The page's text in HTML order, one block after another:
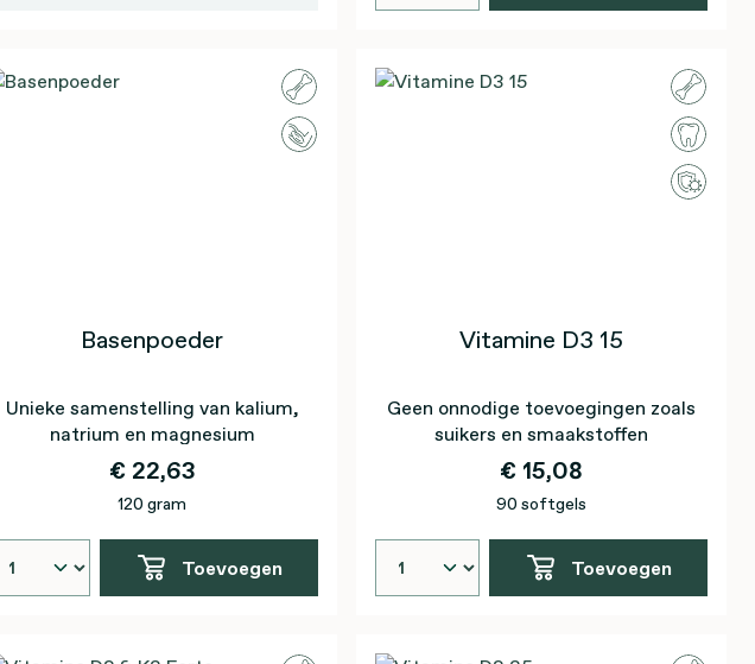
Basenpoeder
Unieke samenstelling van kalium,
natrium en magnesium
€ 22,63
120 gram
Toevoegen
Vitamine D3 15
Geen onnodige toevoegingen zoals
suikers en smaakstoffen
€ 15,08
90 softgels
Toevoegen